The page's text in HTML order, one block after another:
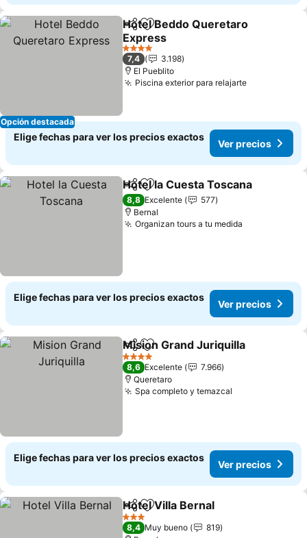
Opción destacada
CompartirAgregar a favoritos
Hotel Beddo Queretaro
Express
4 Estrellas
7,4
3.198
El Pueblito
Piscina exterior para relajarte
Elige fechas para ver los precios exactos
Ver precios
CompartirAgregar a favoritos
Hotel la Cuesta Toscana
8,8 Excelente
577
Bernal
Organizan tours a tu medida
Elige fechas para ver los precios exactos
Ver precios
CompartirAgregar a favoritos
Mision Grand Juriquilla
4 Estrellas
8,6 Excelente
7.966
Queretaro
Spa completo y temazcal
Elige fechas para ver los precios exactos
Ver precios
CompartirAgregar a favoritos
Hotel Villa Bernal
3 Estrellas
8,4 Muy bueno
819